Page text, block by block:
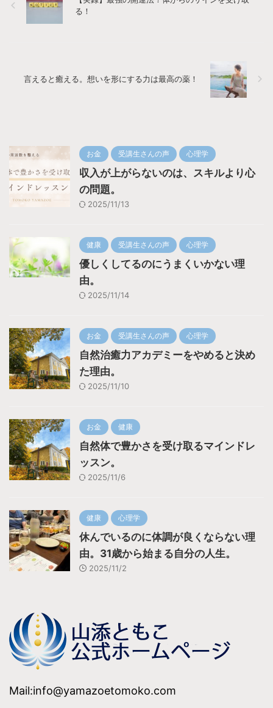
る！
言えると癒える。想いを形にする力は最高の薬！
お金 受講生さんの声 心理学
収入が上がらないのは、スキルより心
の問題。
2025/11/13
健康 受講生さんの声 心理学
優しくしてるのにうまくいかない理
由。
2025/11/14
お金 受講生さんの声 心理学
自然治癒力アカデミーをやめると決め
た理由。
2025/11/10
お金 健康
自然体で豊かさを受け取るマインドレ
ッスン。
2025/11/6
健康 心理学
休んでいるのに体調が良くならない理
由。31歳から始まる自分の人生。
2025/11/2
Mail:info@yamazoetomoko.com